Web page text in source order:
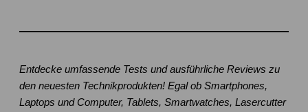
Entdecke umfassende Tests und ausführliche Reviews zu
den neuesten Technikprodukten! Egal ob Smartphones,
Laptops und Computer, Tablets, Smartwatches, Lasercutter